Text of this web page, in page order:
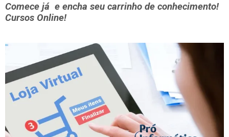
Comece já e encha seu carrinho de conhecimento!
Cursos Online!